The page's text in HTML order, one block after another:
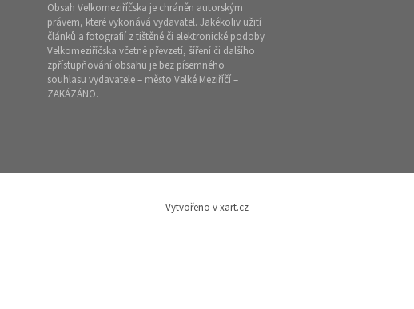
Obsah Velkomeziříčska je chráněn autorským
právem, které vykonává vydavatel. Jakékoliv užití
článků a fotografií z tištěné či elektronické podoby
Velkomeziříčska včetně převzetí, šíření či dalšího
zpřístupňování obsahu je bez písemného
souhlasu vydavatele – město Velké Meziříčí –
ZAKÁZÁNO.
Vytvořeno v xart.cz